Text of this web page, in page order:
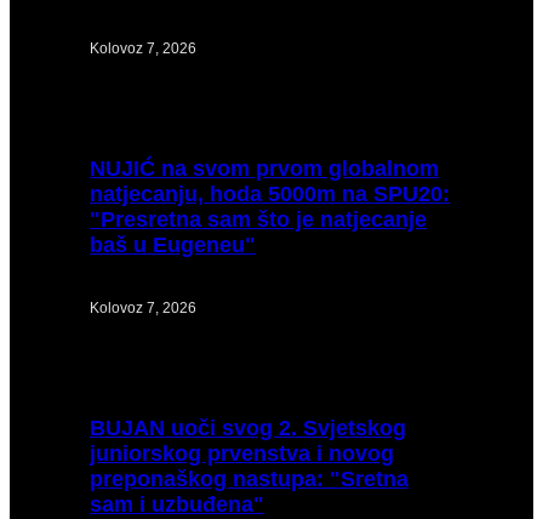
Kolovoz 7, 2026
NUJIĆ na svom prvom globalnom
natjecanju, hoda 5000m na SPU20:
"Presretna sam što je natjecanje
baš u Eugeneu"
Kolovoz 7, 2026
BUJAN uoči svog 2. Svjetskog
juniorskog prvenstva i novog
preponaškog nastupa: "Sretna
sam i uzbuđena"